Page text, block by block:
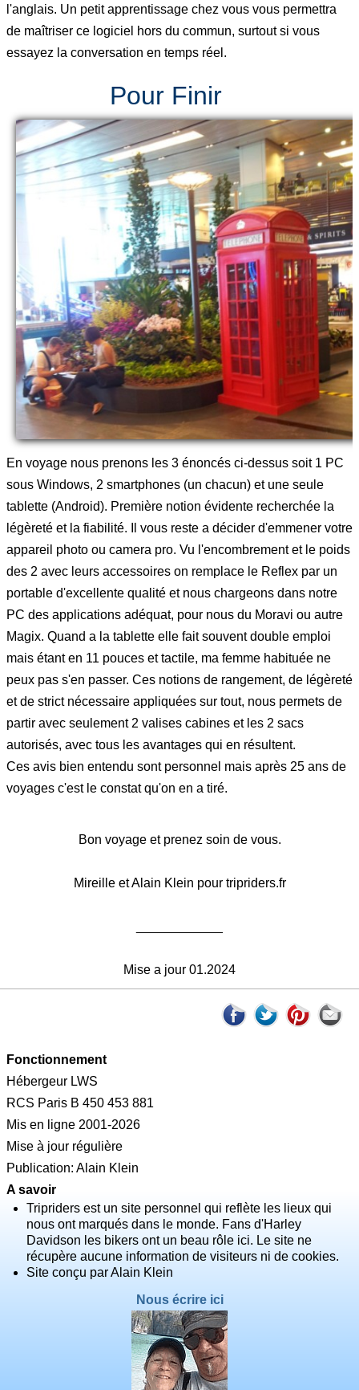
l'anglais. Un petit apprentissage chez vous vous permettra
de maîtriser ce logiciel hors du commun, surtout si vous
essayez la conversation en temps réel.
Pour Finir
En voyage nous prenons les 3 énoncés ci-dessus soit 1 PC
sous Windows, 2 smartphones (un chacun) et une seule
tablette (Android). Première notion évidente recherchée la
légèreté et la fiabilité. Il vous reste a décider d'emmener votre
appareil photo ou camera pro. Vu l'encombrement et le poids
des 2 avec leurs accessoires on remplace le Reflex par un
portable d'excellente qualité et nous chargeons dans notre
PC des applications adéquat, pour nous du Moravi ou autre
Magix. Quand a la tablette elle fait souvent double emploi
mais étant en 11 pouces et tactile, ma femme habituée ne
peux pas s'en passer. Ces notions de rangement, de légèreté
et de strict nécessaire appliquées sur tout, nous permets de
partir avec seulement 2 valises cabines et les 2 sacs
autorisés, avec tous les avantages qui en résultent.
Ces avis bien entendu sont personnel mais après 25 ans de
voyages c'est le constat qu'on en a tiré.
Bon voyage et prenez soin de vous.
Mireille et Alain Klein pour tripriders.fr
Mise a jour 01.2024
Fonctionnement
Hébergeur LWS
RCS Paris B 450 453 881
Mis en ligne 2001-2026
Mise à jour régulière
Publication: Alain Klein
A savoir
Tripriders est un site personnel qui reflète les lieux qui
nous ont marqués dans le monde. Fans d'Harley
Davidson les bikers ont un beau rôle ici. Le site ne
récupère aucune information de visiteurs ni de cookies.
Site conçu par Alain Klein
Nous écrire ici